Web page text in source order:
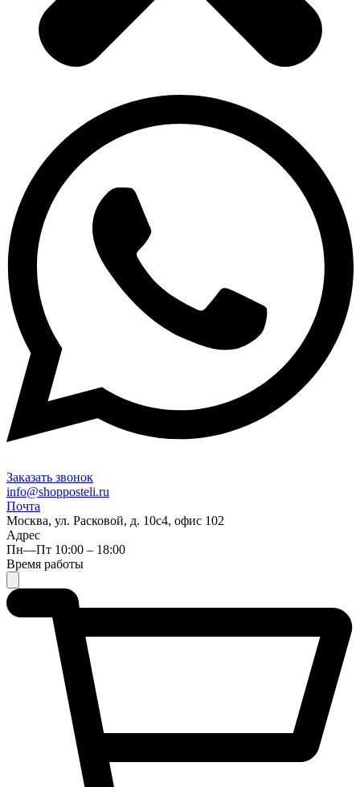
Заказать звонок
info@shopposteli.ru
Почта
Москва, ул. Расковой, д. 10с4, офис 102
Адрес
Пн—Пт 10:00 – 18:00
Время работы